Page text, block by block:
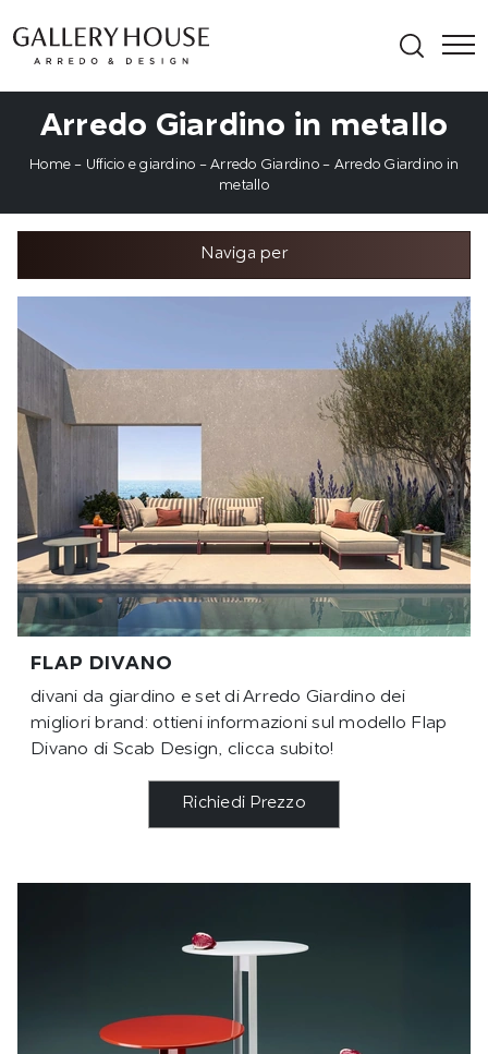
Arredo Giardino in metallo
Home - Ufficio e giardino - Arredo Giardino- Arredo Giardino in
metallo
Naviga per
FLAP DIVANO
divani da giardino e set di Arredo Giardino dei
migliori brand: ottieni informazioni sul modello Flap
Divano di Scab Design, clicca subito!
Richiedi Prezzo